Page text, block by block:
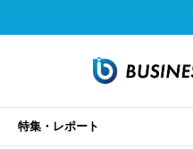
特集・レポート